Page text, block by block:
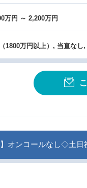
万円 ～ 2,200万円
1800万円以上）, 当直な
】オンコールなし◇土